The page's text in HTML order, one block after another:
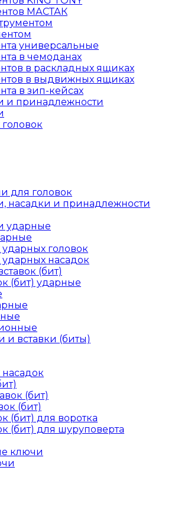
МАСТАК
универсальные
в чемоданах
в раскладных ящиках
в выдвижных ящиках
в зип-кейсах
и принадлежности
для головок
насадки и принадлежности
ударные
головок
насадок
(бит)
(бит) ударные
и вставки (биты)
(бит)
(бит)
(бит) для воротка
(бит) для шуруповерта
ключи